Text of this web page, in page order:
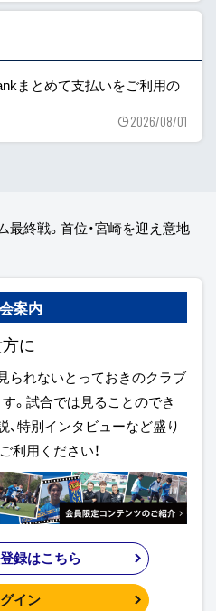
まとめて支払いをご利用の
2026/08/01
終戦。首位・宮崎を迎え意地
案内
に
られないとっておきのクラブ
。試合では見ることのでき
、特別インタビューなど盛り
利用ください！
録はこちら
イン